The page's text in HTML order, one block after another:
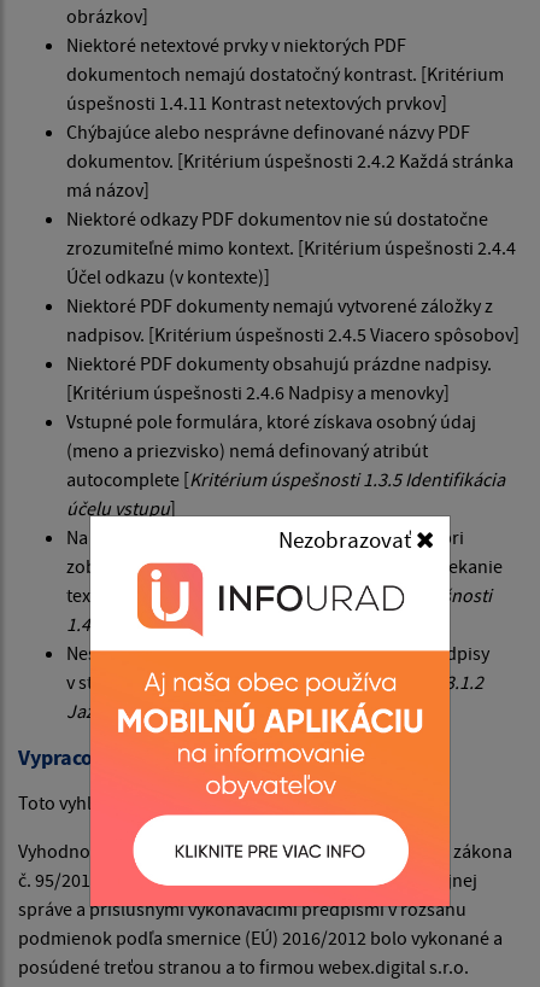
Nezobrazovať
obrázkov]
Niektoré netextové prvky v niektorých PDF
dokumentoch nemajú dostatočný kontrast. [Kritérium
úspešnosti 1.4.11 Kontrast netextových prvkov]
Chýbajúce alebo nesprávne definované názvy PDF
dokumentov. [Kritérium úspešnosti 2.4.2 Každá stránka
má názov]
Niektoré odkazy PDF dokumentov nie sú dostatočne
zrozumiteľné mimo kontext. [Kritérium úspešnosti 2.4.4
Účel odkazu (v kontexte)]
Niektoré PDF dokumenty nemajú vytvorené záložky z
nadpisov. [Kritérium úspešnosti 2.4.5 Viacero spôsobov]
Niektoré PDF dokumenty obsahujú prázdne nadpisy.
[Kritérium úspešnosti 2.4.6 Nadpisy a menovky]
Vstupné pole formulára, ktoré získava osobný údaj
(meno a priezvisko) nemá definovaný atribút
autocomplete [Kritérium úspešnosti 1.3.5 Identifikácia
účelu vstupu]
Na webovom sídle sa môže vyskytnúť problém pri
zobrazení obsahu v šírke 320 CSS pixelov – pretekanie
textu mimo okno prehliadača. [ Kritérium úspešnosti
1.4.10 Zmena usporiadania obsahu
Nesprávne nastavený lang pre cudzojazyčné nadpisy
v stránkach v slovenčine[Kritérium úspešnosti 3.1.2
Jazyk jednotlivých častí]
Vypracovanie tohto vyhlásenia o prístupnosti
Toto vyhlásenie bolo vypracované dňa 10.7.2025
Vyhodnotenie súladu webového sídla s požiadavkami zákona
č. 95/2019 Z. z. o informačných technológiách vo verejnej
správe a príslušnými vykonávacími predpismi v rozsahu
podmienok podľa smernice (EÚ) 2016/2012 bolo vykonané a
posúdené treťou stranou a to firmou webex.digital s.r.o.